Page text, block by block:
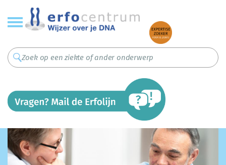
Overslaan
en
naar
inhoud
gaan